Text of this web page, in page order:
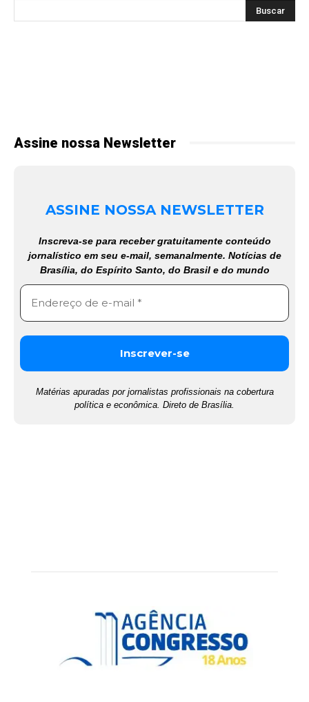
Assine nossa Newsletter
ASSINE NOSSA NEWSLETTER
Inscreva-se para receber gratuitamente conteúdo
jornalístico em seu e-mail, semanalmente. Notícias de
Brasília, do Espírito Santo, do Brasil e do mundo
Matérias apuradas por jornalistas profissionais na cobertura
política e econômica. Direto de Brasília.